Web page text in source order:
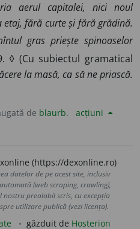
aerul capitalei, nici noul
fără curte și fără grădină.
gras priește spinoaselor
◊ (Cu subiectul gramatical
la masă, ca să ne priască.
de blaurb. acțiuni
(https://dexonline.ro)
datelor de pe acest site, inclusiv
(web scraping, crawling),
prealabil scris, cu excepția
utilizare publică (vezi licența).
găzduit de Hosterion